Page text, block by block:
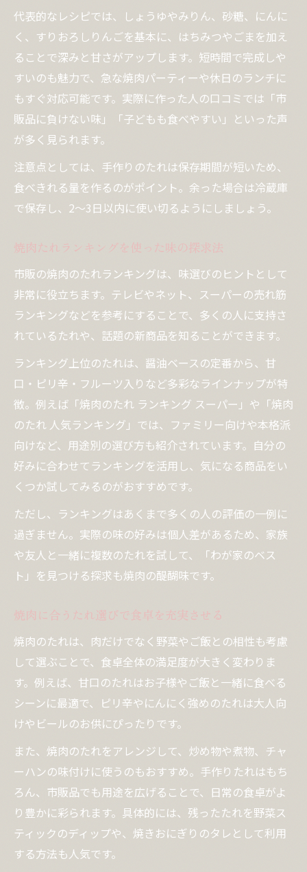
代表的なレシピでは、しょうゆやみりん、砂糖、にんに
く、すりおろしりんごを基本に、はちみつやごまを加え
ることで深みと甘さがアップします。短時間で完成しや
すいのも魅力で、急な焼肉パーティーや休日のランチに
もすぐ対応可能です。実際に作った人の口コミでは「市
販品に負けない味」「子どもも食べやすい」といった声
が多く見られます。
注意点としては、手作りのたれは保存期間が短いため、
食べきれる量を作るのがポイント。余った場合は冷蔵庫
で保存し、2〜3日以内に使い切るようにしましょう。
焼肉たれランキングを使った味の探求法
市販の焼肉のたれランキングは、味選びのヒントとして
非常に役立ちます。テレビやネット、スーパーの売れ筋
ランキングなどを参考にすることで、多くの人に支持さ
れているたれや、話題の新商品を知ることができます。
ランキング上位のたれは、醤油ベースの定番から、甘
口・ピリ辛・フルーツ入りなど多彩なラインナップが特
徴。例えば「焼肉のたれ ランキング スーパー」や「焼肉
のたれ 人気ランキング」では、ファミリー向けや本格派
向けなど、用途別の選び方も紹介されています。自分の
好みに合わせてランキングを活用し、気になる商品をい
くつか試してみるのがおすすめです。
ただし、ランキングはあくまで多くの人の評価の一例に
過ぎません。実際の味の好みは個人差があるため、家族
や友人と一緒に複数のたれを試して、「わが家のベス
ト」を見つける探求も焼肉の醍醐味です。
焼肉に合うたれ選びで食卓を充実させる
焼肉のたれは、肉だけでなく野菜やご飯との相性も考慮
して選ぶことで、食卓全体の満足度が大きく変わりま
す。例えば、甘口のたれはお子様やご飯と一緒に食べる
シーンに最適で、ピリ辛やにんにく強めのたれは大人向
けやビールのお供にぴったりです。
また、焼肉のたれをアレンジして、炒め物や煮物、チャ
ーハンの味付けに使うのもおすすめ。手作りたれはもち
ろん、市販品でも用途を広げることで、日常の食卓がよ
り豊かに彩られます。具体的には、残ったたれを野菜ス
ティックのディップや、焼きおにぎりのタレとして利用
する方法も人気です。